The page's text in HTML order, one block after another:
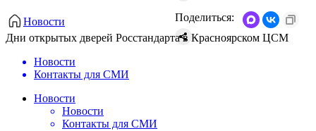
Новости
Дни открытых дверей Росстандарта в Красноярском ЦСМ
Поделиться:
Новости
Контакты для СМИ
Новости
Новости
Контакты для СМИ